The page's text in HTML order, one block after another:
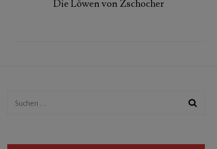
Die Löwen von Zschocher
Suchen